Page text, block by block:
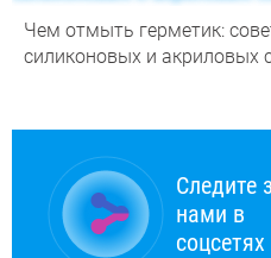
Чем отмыть герметик:
силиконовых и акриловых
Следите
нами в
соцсетях